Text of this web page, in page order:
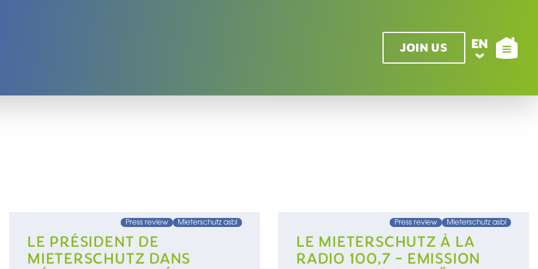
JOIN US EN
Press review Mieterschutz asbl
LE PRÉSIDENT DE
MIETERSCHUTZ DANS
Press review Mieterschutz asbl
LE MIETERSCHUTZ À LA
RADIO 100,7 - EMISSION